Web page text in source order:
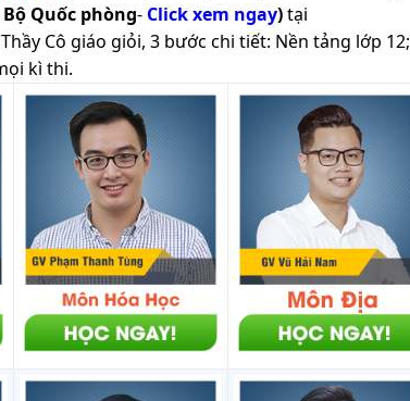
Quốc phòng- Click xem ngay)tại
Cô giáo giỏi, 3 bước chi tiết: Nền tảng lớp 12;
kì thi.